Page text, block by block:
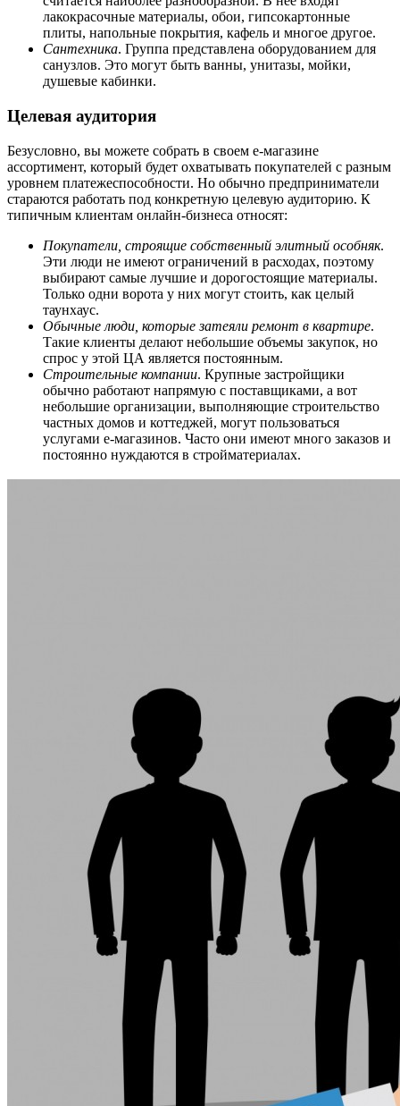
лакокрасочные материалы, обои, гипсокартонные
плиты, напольные покрытия, кафель и многое другое.
Сантехника. Группа представлена оборудованием для
санузлов. Это могут быть ванны, унитазы, мойки,
душевые кабинки.
Целевая аудитория
Безусловно, вы можете собрать в своем е-магазине
ассортимент, который будет охватывать покупателей с разным
уровнем платежеспособности. Но обычно предприниматели
стараются работать под конкретную целевую аудиторию. К
типичным клиентам онлайн-бизнеса относят:
Покупатели, строящие собственный элитный особняк.
Эти люди не имеют ограничений в расходах, поэтому
выбирают самые лучшие и дорогостоящие материалы.
Только одни ворота у них могут стоить, как целый
таунхаус.
Обычные люди, которые затеяли ремонт в квартире.
Такие клиенты делают небольшие объемы закупок, но
спрос у этой ЦА является постоянным.
Строительные компании. Крупные застройщики
обычно работают напрямую с поставщиками, а вот
небольшие организации, выполняющие строительство
частных домов и коттеджей, могут пользоваться
услугами е-магазинов. Часто они имеют много заказов и
постоянно нуждаются в стройматериалах.